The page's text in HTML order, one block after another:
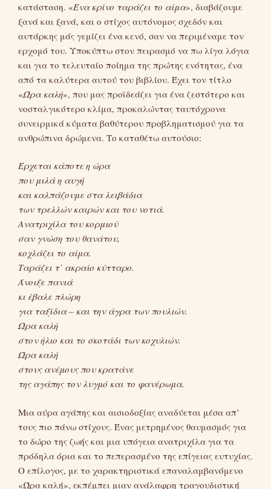
κατάσταση. «Ένα κρίνο ταράζει το αίμα», διαβάζουμε
ξανά και ξανά, και ο στίχος αυτόνομος σχεδόν και
αυτάρκης μάς γεμίζει ένα κενό, σαν να περιμέναμε τον
ερχομό του. Υποκύπτω στον πειρασμό να πω λίγα λόγια
και για το τελευταίο ποίημα της πρώτης ενότητας, ένα
από τα καλύτερα αυτού του βιβλίου. Έχει τον τίτλο
«Ώρα καλή», που μας προϊδεάζει για ένα ζεστότερο και
νοσταλγικότερο κλίμα, προκαλώντας ταυτόχρονα
συνειρμικά κύματα βαθύτερου προβληματισμού για τα
ανθρώπινα δρώμενα. Το καταθέτω αυτούσιο:
Έρχεται κάποτε η ώρα
που μιλά η αυγή
και καλπάζουμε στα λειβάδια
των τρελλών καιρών και του νοτιά.
Ανατριχίλα του κορμιού
σαν γνώση του θανάτου,
κοχλάζει το αίμα.
Ταράζει τ’ ακραίο κύτταρο.
Άνοιξε πανιά
κι έβαλε πλώρη
για ταξίδια – και την άγρα των πουλιών.
Ώρα καλή
στον ήλιο και το σκοτάδι των κοχυλιών.
Ώρα καλή
στους ανέμους που κρατάνε
της αγάπης τον λυγμό και το φανέρωμα.
Μια αύρα αγάπης και αισιοδοξίας αναδύεται μέσα απ’
τους πιο πάνω στίχους. Ένας μετρημένος θαυμασμός για
το δώρο της ζωής και μια υπόγεια ανατριχίλα για τα
πρόδηλα όρια και το πεπερασμένο της επίγειας ευτυχίας.
Ο επίλογος, με το χαρακτηριστικά επαναλαμβανόμενο
«Ώρα καλή», εκπέμπει μιαν ανάλαφρη τραγουδιστική